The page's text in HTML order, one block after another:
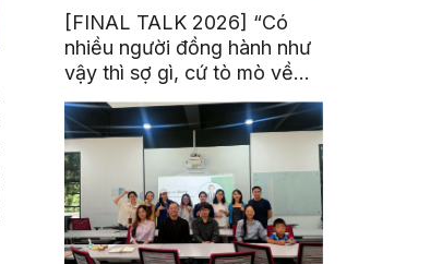
[FINAL TALK 2026] “Có
nhiều người đồng hành như
vậy thì sợ gì, cứ tò mò về
thế giới thôi”